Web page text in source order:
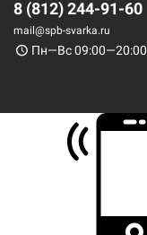
8 (812) 244-91-60
mail@spb-svarka.ru
Пн—Вс 09:00—20:00